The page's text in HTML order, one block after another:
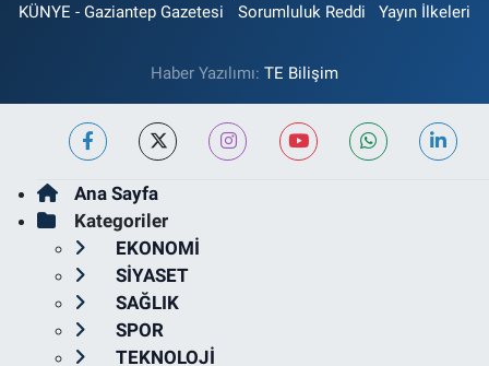
KÜNYE - Gaziantep Gazetesi
Sorumluluk Reddi Yayın İlkeleri
Haber Yazılımı: TE Bilişim
Ana Sayfa
Kategoriler
EKONOMİ
SİYASET
SAĞLIK
SPOR
TEKNOLOJİ